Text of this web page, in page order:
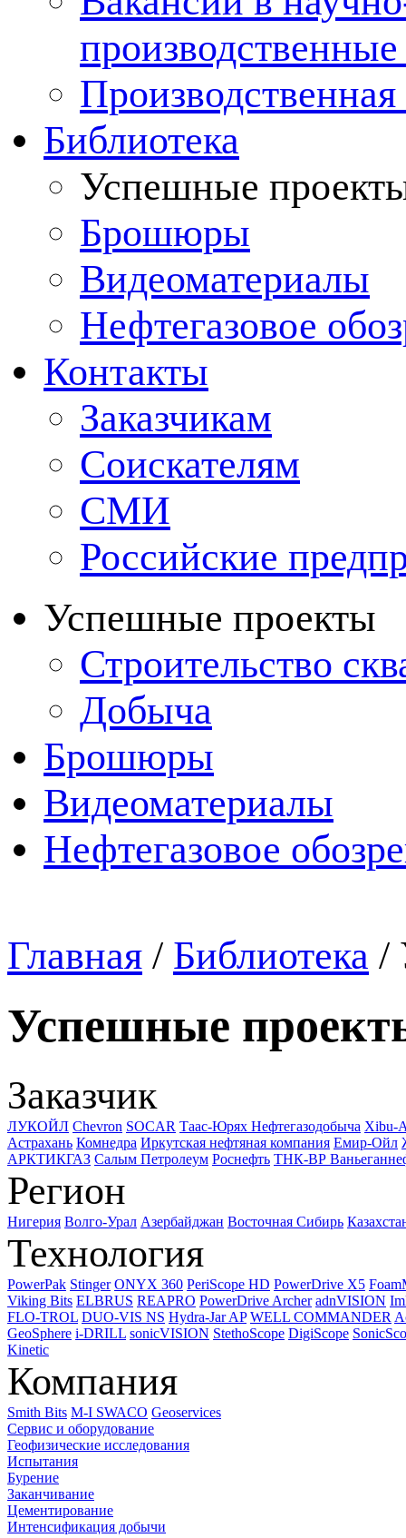
Производственная
Библиотека
Успешные
Брошюры
Видеоматериалы
Нефтегазовое
Контакты
Заказчикам
Соискателям
СМИ
Российские
Успешные проекты
Строительство
Добыча
Брошюры
Видеоматериалы
Нефтегазовое
Главная / Библиотека /
Успешные
Заказчик
ЛУКОЙЛ Chevron SOCAR Таас-Юрях Нефтегазодобыча Xibu-
Астрахань Комнедра Иркутская нефтяная компания Емир-Ойл
АРКТИКГАЗ Салым Петролеум Роснефть ТНК-ВР
Регион
Нигерия Волго-Урал Азербайджан Восточная Сибирь
Технология
PowerPak Stinger ONYX 360 PeriScope HD PowerDrive X5
Viking Bits ELBRUS REAPRO PowerDrive Archer adnVISION
FLO-TROL DUO-VIS NS Hydra-Jar AP WELL COMMANDER
GeoSphere i-DRILL sonicVISION StethoScope DigiScope
Kinetic
Компания
Smith Bits M-I SWACO Geoservices
Сервис и оборудование
Геофизические исследования
Испытания
Бурение
Заканчивание
Цементирование
Интенсификация добычи